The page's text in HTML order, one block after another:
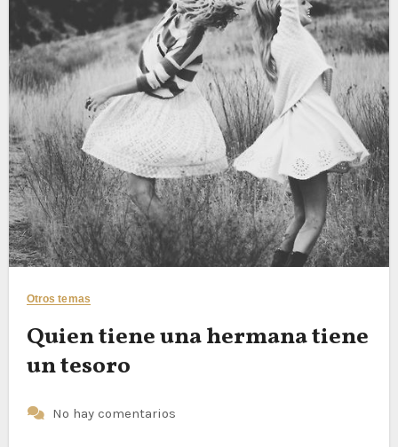
Otros temas
Quien tiene una hermana tiene
un tesoro
No hay comentarios